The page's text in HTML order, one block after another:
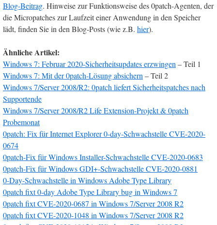
Blog-Beitrag. Hinweise zur Funktionsweise des 0patch-Agenten, der
die Micropatches zur Laufzeit einer Anwendung in den Speicher
lädt, finden Sie in den Blog-Posts (wie z.B. hier).
Ähnliche Artikel:
Windows 7: Februar 2020-Sicherheitsupdates erzwingen– Teil 1
Windows 7: Mit der 0patch-Lösung absichern– Teil 2
Windows 7/Server 2008/R2: 0patch liefert Sicherheitspatches nach
Supportende
Windows 7/Server 2008/R2 Life Extension-Projekt & 0patch
Probemonat
0patch: Fix für Internet Explorer 0-day-Schwachstelle CVE-2020-
0674
0patch-Fix für Windows Installer-Schwachstelle CVE-2020-0683
0patch-Fix für Windows GDI+-Schwachstelle CVE-2020-0881
0-Day-Schwachstelle in Windows Adobe Type Library
0patch fixt 0-day Adobe Type Library bug in Windows 7
0patch fixt CVE-2020-0687 in Windows 7/Server 2008 R2
0patch fixt CVE-2020-1048 in Windows 7/Server 2008 R2